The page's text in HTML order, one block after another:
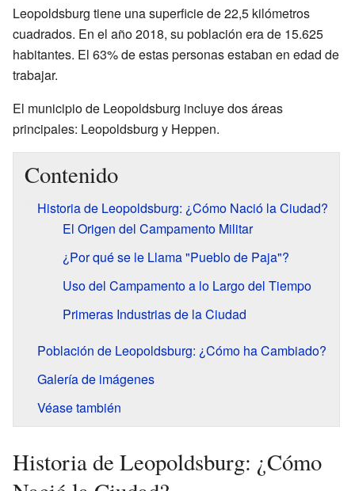
Leopoldsburg tiene una superficie de 22,5 kilómetros
cuadrados. En el año 2018, su población era de 15.625
habitantes. El 63% de estas personas estaban en edad de
trabajar.
El municipio de Leopoldsburg incluye dos áreas
principales: Leopoldsburg y Heppen.
Contenido
Historia de Leopoldsburg: ¿Cómo Nació la Ciudad?
El Origen del Campamento Militar
¿Por qué se le Llama "Pueblo de Paja"?
Uso del Campamento a lo Largo del Tiempo
Primeras Industrias de la Ciudad
Población de Leopoldsburg: ¿Cómo ha Cambiado?
Galería de imágenes
Véase también
Historia de Leopoldsburg: ¿Cómo